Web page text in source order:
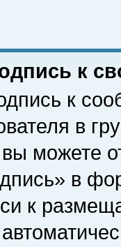
к
к
в
можете
в
к